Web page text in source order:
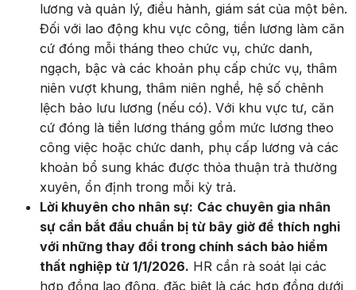
lương và quản lý, điều hành, giám sát của một bên.
Đối với lao động khu vực công, tiền lương làm căn
cứ đóng mỗi tháng theo chức vụ, chức danh,
ngạch, bậc và các khoản phụ cấp chức vụ, thâm
niên vượt khung, thâm niên nghề, hệ số chênh
lệch bảo lưu lương (nếu có). Với khu vực tư, căn
cứ đóng là tiền lương tháng gồm mức lương theo
công việc hoặc chức danh, phụ cấp lương và các
khoản bổ sung khác được thỏa thuận trả thường
xuyên, ổn định trong mỗi kỳ trả.
Lời khuyên cho nhân sự: Các chuyên gia nhân
sự cần bắt đầu chuẩn bị từ bây giờ để thích nghi
với những thay đổi trong chính sách bảo hiểm
thất nghiệp từ 1/1/2026. HR cần rà soát lại các
hợp đồng lao động, đặc biệt là các hợp đồng dưới